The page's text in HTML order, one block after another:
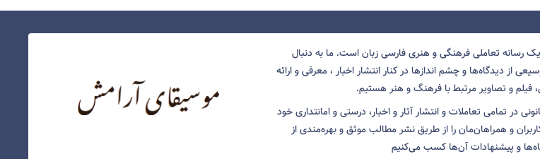
رسانه تعاملی فرهنگی و هنری فارسی زبان است. ما به دنبال
دیدگاه‌ها و چشم انداز‌ها در کنار انتشار اخبار ، معرفی و ارائه
فیلم و تصاویر مرتبط با فرهنگ و هنر هستیم.
در تمامی تعاملات و انتشار آثار و اخبار، درستی و امانتداری خود
و همراهان‌مان را از طریق نشر مطالب موثق و بهره‌مندی از
و پیشنهادات آن‌ها کسب می‌کنیم